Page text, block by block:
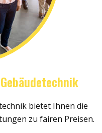
bietet Ihnen die
zu fairen Preisen.